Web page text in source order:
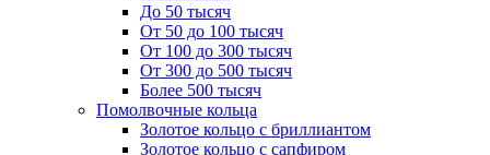
До 50 тысяч
От 50 до 100 тысяч
От 100 до 300 тысяч
От 300 до 500 тысяч
Более 500 тысяч
Помолвочные кольца
Золотое кольцо с бриллиантом
Золотое кольцо с сапфиром